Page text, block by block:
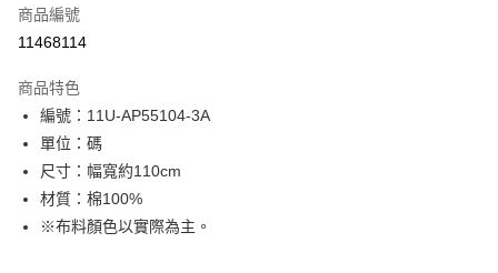
超商取貨付款
Apple Pay
街口支付
Google Pay
大哥付你分期
商品編號
11468114
商品特色
編號：11U-AP55104-3A
單位：碼
尺寸：幅寬約110cm
材質：棉100%
※布料顏色以實際為主。